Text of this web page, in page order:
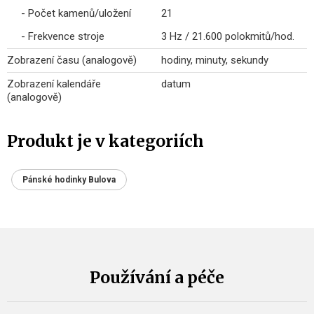
- Počet kamenů/uložení
21
- Frekvence stroje
3 Hz / 21.600 polokmitů/hod.
Zobrazení času (analogově)
hodiny, minuty, sekundy
Zobrazení kalendáře
(analogově)
datum
Produkt je v kategoriích
Pánské hodinky Bulova
Používání a péče